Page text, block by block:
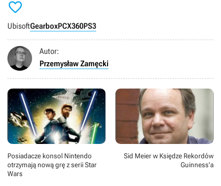

UbisoftGearboxPCX360PS3
Autor:
Przemysław Zamęcki
Posiadacze konsol Nintendo
otrzymają nową grę z serii Star
Wars
Sid Meier w Księdze Rekordów
Guinness'a